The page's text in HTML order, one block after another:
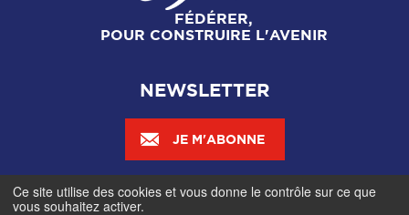
FÉDÉRER,
POUR CONSTRUIRE L'AVENIR
NEWSLETTER
JE M'ABONNE
Mentions légales-Gestionnaire de cookies
Ce site utilise des cookies et vous donne le contrôle sur ce que
vous souhaitez activer.